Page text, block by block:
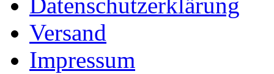
Versand
Impressum